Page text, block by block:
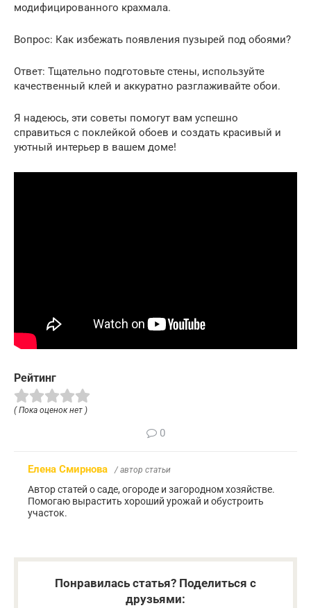
модифицированного крахмала.
Вопрос: Как избежать появления пузырей под обоями?
Ответ: Тщательно подготовьте стены, используйте
качественный клей и аккуратно разглаживайте обои.
Я надеюсь, эти советы помогут вам успешно
справиться с поклейкой обоев и создать красивый и
уютный интерьер в вашем доме!
Рейтинг
( Пока оценок нет )
0
Елена Смирнова / автор статьи
Автор статей о саде, огороде и загородном хозяйстве.
Помогаю вырастить хороший урожай и обустроить
участок.
Понравилась статья? Поделиться с
друзьями: